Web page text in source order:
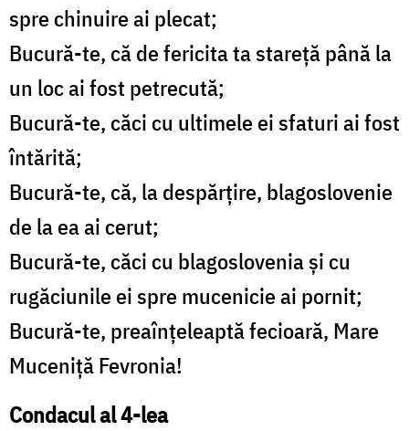
spre chinuire ai plecat;
Bucură-te, că de fericita ta stareţă până la
un loc ai fost petrecută;
Bucură-te, căci cu ultimele ei sfaturi ai fost
întărită;
Bucură-te, că, la despărţire, blagoslovenie
de la ea ai cerut;
Bucură-te, căci cu blagoslovenia şi cu
rugăciunile ei spre mucenicie ai pornit;
Bucură-te, preaînţeleaptă fecioară, Mare
Muceniţă Fevronia!
Condacul al 4-lea